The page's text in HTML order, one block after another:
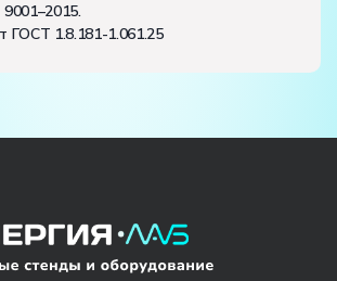
ГОСТ 1.8.181-1.061.25